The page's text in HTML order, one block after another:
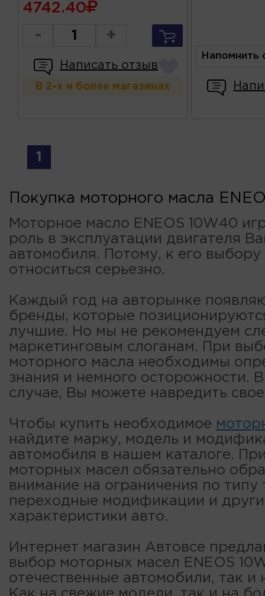
4742.40
- +
Написать отзыв
В 2-х и более магазинах
Напомнить
1
Покупка моторного масла
Моторное масло ENEOS 10W40
роль в эксплуатации двигателя
автомобиля. Потому, к его
относиться серьезно.
Каждый год на авторынке
бренды, которые
лучшие. Но мы не рекомендуем
маркетинговым слоганам. При
моторного масла необходимы
знания и немного осторожности.
случае, Вы можете навредить
Чтобы купить необходимое
найдите марку, модель и
автомобиля в нашем каталоге.
моторных масел обязательно
внимание на ограничения по типу
переходные модификации и
характеристики авто.
Интернет магазин Автовсе
выбор моторных масел ENEOS
отечественные автомобили, так и